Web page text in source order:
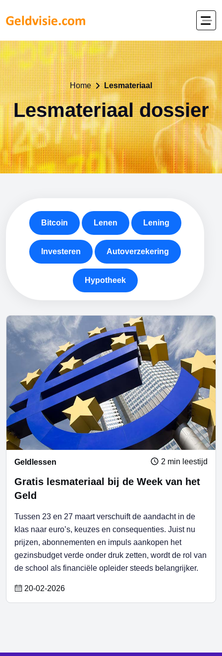
Home Lesmateriaal
Lesmateriaal dossier
Bitcoin Lenen Lening
Investeren Autoverzekering
Hypotheek
Geldlessen 2 min leestijd
Gratis lesmateriaal bij de Week van het
Geld
Tussen 23 en 27 maart verschuift de aandacht in de
klas naar euro’s, keuzes en consequenties. Juist nu
prijzen, abonnementen en impuls aankopen het
gezinsbudget verde onder druk zetten, wordt de rol van
de school als financiële opleider steeds belangrijker.
20-02-2026